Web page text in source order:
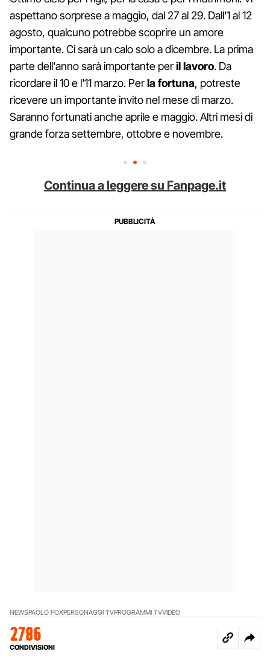
aspettano sorprese a maggio, dal 27 al 29. Dall'1 al 12
agosto, qualcuno potrebbe scoprire un amore
importante. Ci sarà un calo solo a dicembre. La prima
parte dell'anno sarà importante peril lavoro. Da
ricordare il 10 e l'11 marzo. Perla fortuna, potreste
ricevere un importante invito nel mese di marzo.
Saranno fortunati anche aprile e maggio. Altri mesi di
grande forza settembre, ottobre e novembre.
Continua a leggere su Fanpage.it
NEWSPAOLO FOXPERSONAGGI TVPROGRAMMI TVVIDEO
2786
CONDIVISIONI